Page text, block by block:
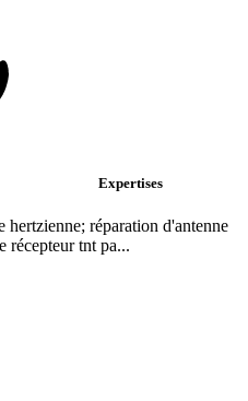
Expertises
hertzienne; réparation d'antenne
récepteur tnt pa...